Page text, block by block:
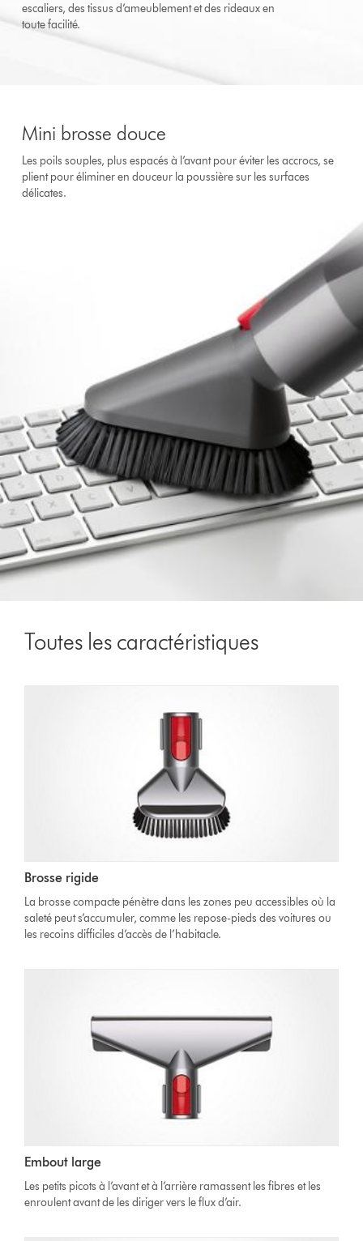
escaliers, des tissus d’ameublement et des rideaux en
toute facilité.
Mini brosse douce
Les poils souples, plus espacés à l’avant pour éviter les accrocs, se
plient pour éliminer en douceur la poussière sur les surfaces
délicates.
Toutes les caractéristiques
Brosse rigide
La brosse compacte pénètre dans les zones peu accessibles où la
saleté peut s’accumuler, comme les repose-pieds des voitures ou
les recoins difficiles d’accès de l’habitacle.
Embout large
Les petits picots à l’avant et à l’arrière ramassent les fibres et les
enroulent avant de les diriger vers le flux d’air.